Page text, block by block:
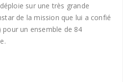
sur une très grande
de la mission que lui a confié
un ensemble de 84